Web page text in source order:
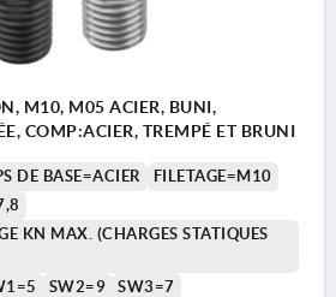
M10, M05 ACIER, BUNI,
COMP:ACIER, TREMPÉ ET BRUNI
DE BASE=ACIER
FILETAGE=M10
KN MAX. (CHARGES STATIQUES
SW2=9
SW3=7